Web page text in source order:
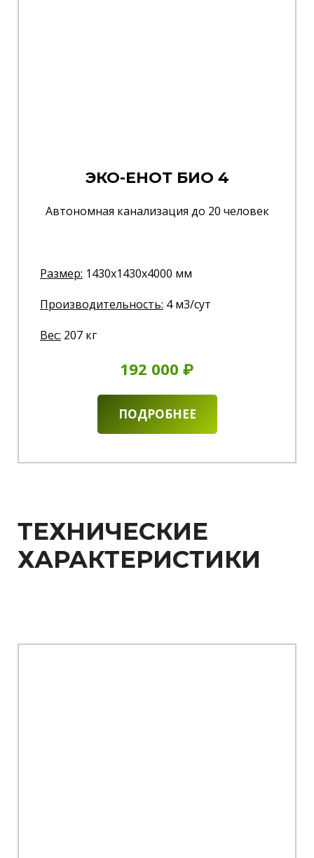
ЭКО-ЕНОТ БИО 4
Автономная канализация до 20 человек
Размер: 1430x1430x4000 мм
Производительность: 4 м3/сут
Вес: 207 кг
192 000 ₽
ПОДРОБНЕЕ
ТЕХНИЧЕСКИЕ
ХАРАКТЕРИСТИКИ